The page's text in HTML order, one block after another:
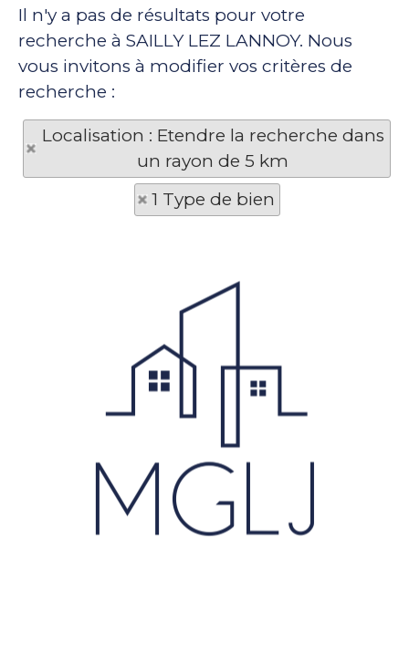
Il n'y a pas de résultats pour votre
recherche à SAILLY LEZ LANNOY. Nous
vous invitons à modifier vos critères de
recherche :
Localisation : Etendre la recherche dans
un rayon de 5 km
1 Type de bien